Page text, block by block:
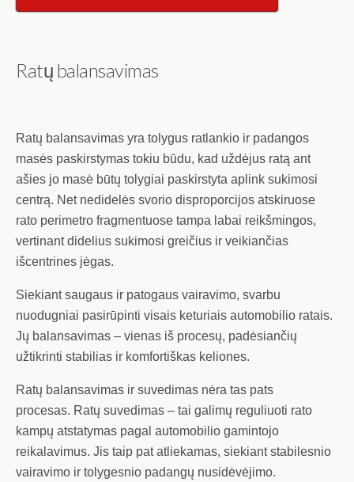
Ratų balansavimas
Ratų balansavimas yra tolygus ratlankio ir padangos
masės paskirstymas tokiu būdu, kad uždėjus ratą ant
ašies jo masė būtų tolygiai paskirstyta aplink sukimosi
centrą. Net nedidelės svorio disproporcijos atskiruose
rato perimetro fragmentuose tampa labai reikšmingos,
vertinant didelius sukimosi greičius ir veikiančias
išcentrines jėgas.
Siekiant saugaus ir patogaus vairavimo, svarbu
nuodugniai pasirūpinti visais keturiais automobilio ratais.
Jų balansavimas – vienas iš procesų, padėsiančių
užtikrinti stabilias ir komfortiškas keliones.
Ratų balansavimas ir suvedimas nėra tas pats
procesas. Ratų suvedimas – tai galimų reguliuoti rato
kampų atstatymas pagal automobilio gamintojo
reikalavimus. Jis taip pat atliekamas, siekiant stabilesnio
vairavimo ir tolygesnio padangų nusidėvėjimo.